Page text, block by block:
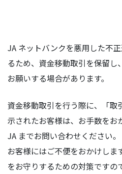
JA ネットバンクを悪用した不
るため、資金移動取引を保留し
お願いする場合があります。
資金移動取引を行う際に、「
示されたお客様は、お手数をお
JA までお問い合わせください。
お客様にはご不便をおかけしま
をお守りするための対策ですの